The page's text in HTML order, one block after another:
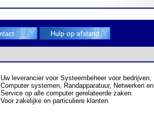
Uw leverancier voor Systeembeheer voor bedrijven,
Computer systemen, Randapparatuur, Netwerken en
Service op alle computer gerelateerde zaken.
Voor zakelijke en particuliere klanten.